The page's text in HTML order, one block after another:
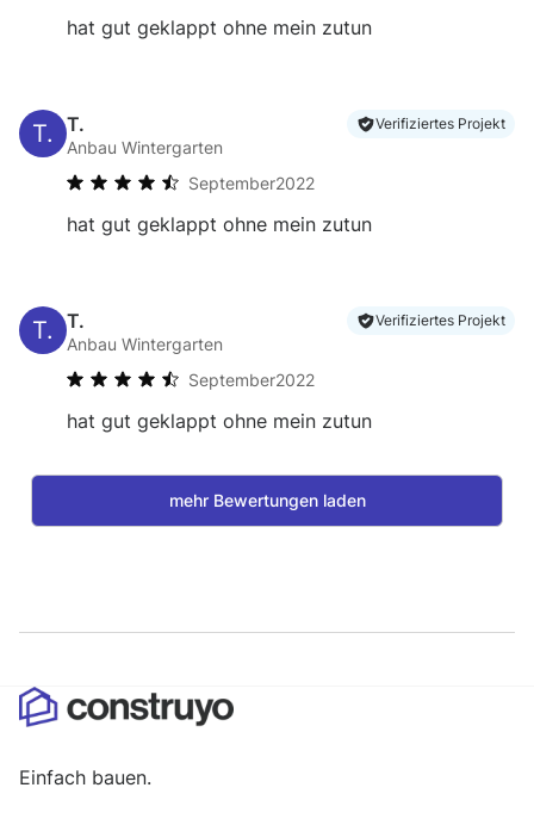
hat gut geklappt ohne mein zutun
T. T. Verifiziertes Projekt
Anbau Wintergarten
September2022
hat gut geklappt ohne mein zutun
T. T. Verifiziertes Projekt
Anbau Wintergarten
September2022
hat gut geklappt ohne mein zutun
mehr Bewertungen laden
Einfach bauen.